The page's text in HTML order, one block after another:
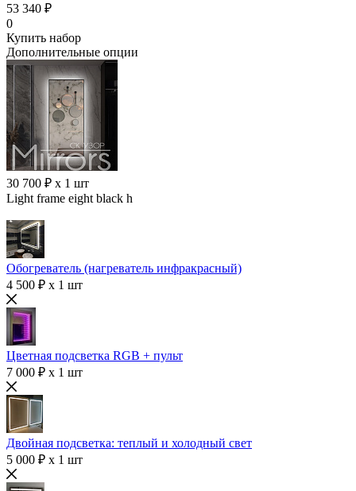
53 340 ₽
0
Купить набор
Дополнительные опции
30 700 ₽ x 1 шт
Light frame eight black h
Обогреватель (нагреватель инфракрасный)
4 500 ₽ x 1 шт
Цветная подсветка RGB + пульт
7 000 ₽ x 1 шт
Двойная подсветка: теплый и холодный свет
5 000 ₽ x 1 шт